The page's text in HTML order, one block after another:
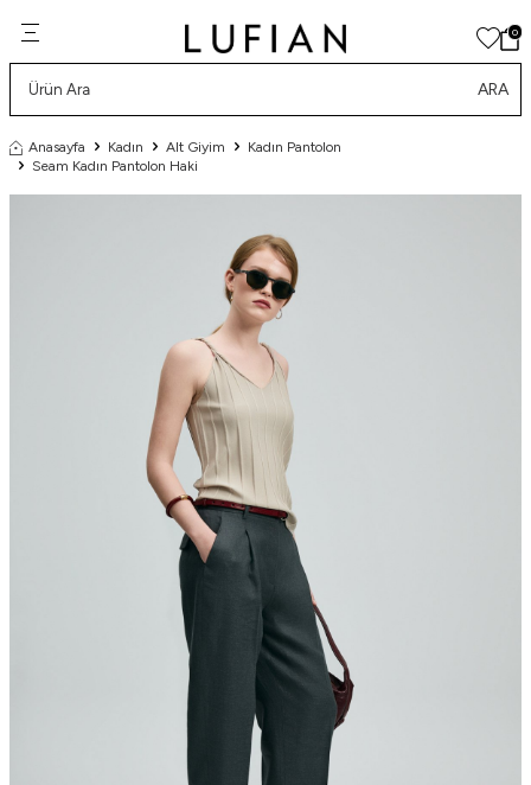
0
ARA
Anasayfa Kadın Alt Giyim
Kadın Pantolon
Seam Kadın Pantolon Haki